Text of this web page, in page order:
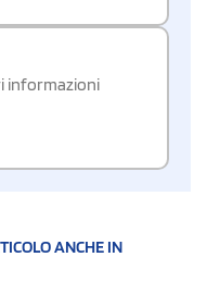
informazioni
ANCHE IN